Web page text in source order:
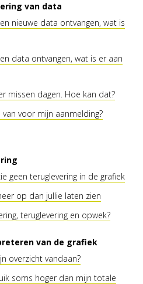
van data
nieuwe data ontvangen, wat is
data ontvangen, wat is er aan
missen dagen. Hoe kan dat?
voor mijn aanmelding?
geen teruglevering in de grafiek
op dan jullie laten zien
teruglevering en opwek?
van de grafiek
overzicht vandaan?
soms hoger dan mijn totale